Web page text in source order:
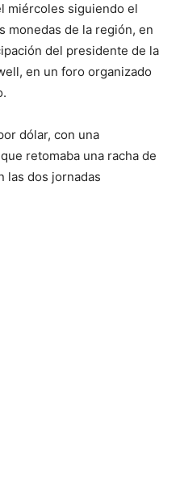
miércoles siguiendo el
monedas de la región, en
del presidente de la
en un foro organizado
dólar, con una
retomaba una racha de
las dos jornadas